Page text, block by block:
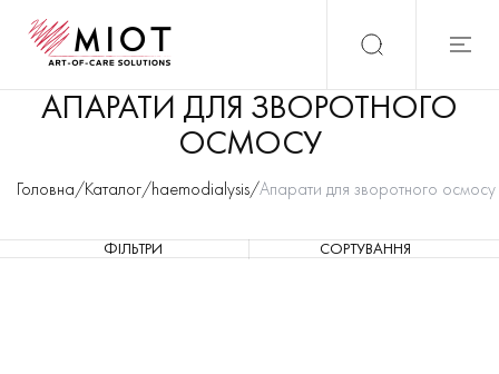
АПАРАТИ ДЛЯ ЗВОРОТНОГО
ОСМОСУ
Головна/Каталог/haemodialysis/Апарати для зворотного осмосу
ФІЛЬТРИ СОРТУВАННЯ